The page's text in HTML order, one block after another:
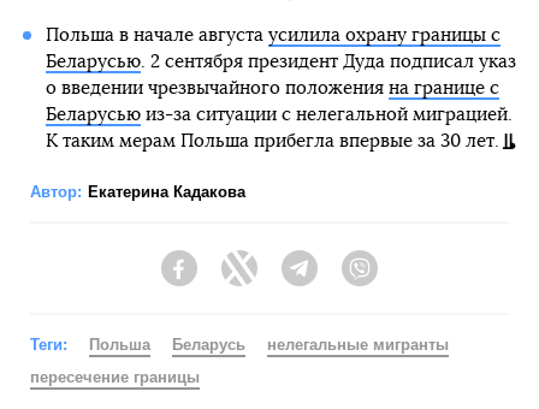
Польша в начале августа усилила охрану границы с
Беларусью. 2 сентября президент Дуда подписал указ
о введении чрезвычайного положения на границе с
Беларусьюиз-за ситуации с нелегальной миграцией.
К таким мерам Польша прибегла впервые за 30 лет.
Автор: Екатерина Кадакова
FacebookTwitter Telegram
Теги: Польша Беларусь
нелегальные мигранты
пересечение границы